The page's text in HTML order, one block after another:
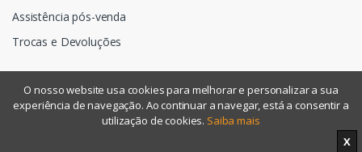
Assistência pós-venda
Trocas e Devoluções
©Assismática- Todos os direitos reservados
O nosso website usa cookies para melhorar e personalizar a sua
experiência de navegação. Ao continuar a navegar, está a consentir a
utilização de cookies. Saiba mais
X